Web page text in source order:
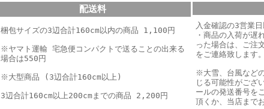
配送料
梱包サイズの3辺合計160cm以内の商品 1,100円
※ヤマト運輸 宅急便コンパクトで送ることの出来る
場合は550円
※大型商品 (3辺合計160cm以上)
3辺合計160cm以上200cmまでの商品 2,200円
入金確認の3営業日
・商品の入荷が遅
った場合は、 ご注
をご連絡致します。
※大雪、台風など
じる可能性がござ
ールの発送番号を
頂くか、当店まで